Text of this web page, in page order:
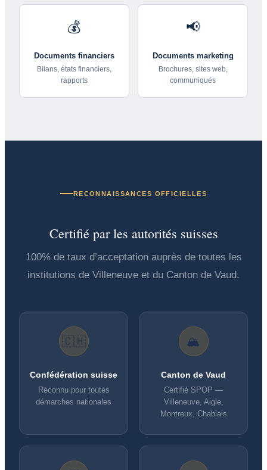
💰
Documents financiers
Bilans, états financiers,
rapports
📢
Documents marketing
Brochures, sites web,
communiqués
RECONNAISSANCES OFFICIELLES
Certifié par les autorités suisses
100% de taux d’acceptation auprès de toutes les
institutions de Villeneuve et du Canton de Vaud.
🇨🇭
Confédération suisse
Reconnu pour toutes
démarches nationales
🏔️
Canton de Vaud
Certifié SPOP —
Villeneuve, Aigle,
Montreux, Chablais